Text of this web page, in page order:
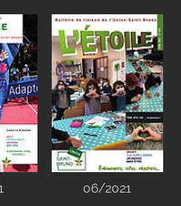
06/2021